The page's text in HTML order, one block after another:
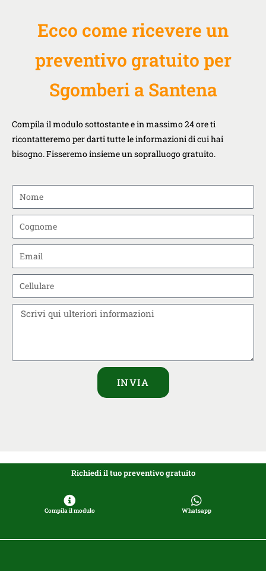
Ecco come ricevere un
preventivo gratuito per
Sgomberi a Santena
Compila il modulo sottostante e in massimo 24 ore ti
ricontatteremo per darti tutte le informazioni di cui hai
bisogno. Fisseremo insieme un sopralluogo gratuito.
INVIA
Richiedi il tuo preventivo gratuito
Compila il modulo Whatsapp